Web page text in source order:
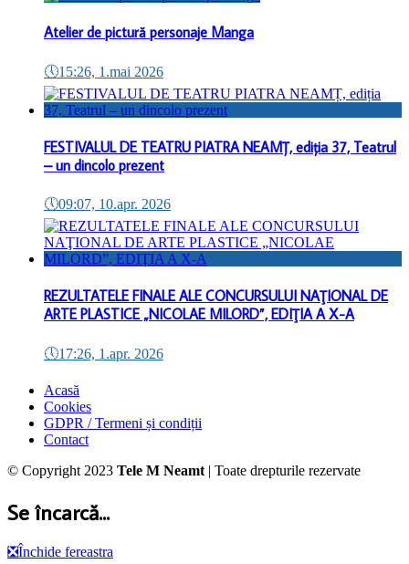
Atelier de pictură personaje Manga
🕔15:26, 1.mai 2026
FESTIVALUL DE TEATRU PIATRA NEAMȚ, ediția 37, Teatrul
– un dincolo prezent
🕔09:07, 10.apr. 2026
REZULTATELE FINALE ALE CONCURSULUI NAŢIONAL DE
ARTE PLASTICE „NICOLAE MILORD”, EDIŢIA A X-A
🕔17:26, 1.apr. 2026
Acasă
Cookies
GDPR / Termeni și condiții
Contact
© Copyright 2023 Tele M Neamt | Toate drepturile rezervate
Se încarcă...
❎Închide fereastra